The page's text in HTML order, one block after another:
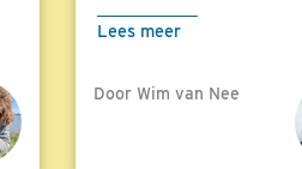
Lees meer
Door Wim van Nee